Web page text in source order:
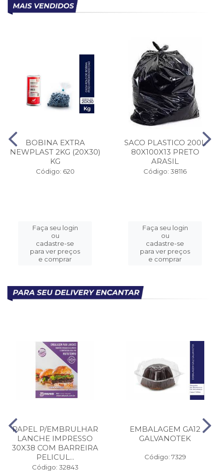
BOBINA EXTRA
NEWPLAST 2KG (20X30)
Faça seu login
ou
cadastre-se
SACO PLASTICO 200L
80X100X13 PRETO
Faça seu login
ou
cadastre-se
PAPEL P/EMBRULHAR
LANCHE IMPRESSO
30X38 COM BARREIRA
GALVANOTEK